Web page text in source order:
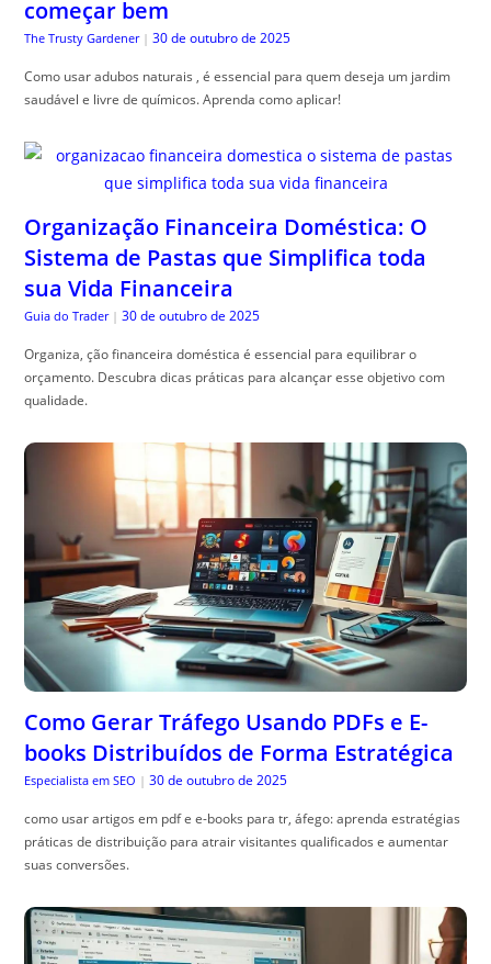
começar bem
The Trusty Gardener | 30 de outubro de 2025
Como usar adubos naturais , é essencial para quem deseja um jardim
saudável e livre de químicos. Aprenda como aplicar!
Organização Financeira Doméstica: O
Sistema de Pastas que Simplifica toda
sua Vida Financeira
Guia do Trader | 30 de outubro de 2025
Organiza, ção financeira doméstica é essencial para equilibrar o
orçamento. Descubra dicas práticas para alcançar esse objetivo com
qualidade.
Como Gerar Tráfego Usando PDFs e E-
books Distribuídos de Forma Estratégica
Especialista em SEO | 30 de outubro de 2025
como usar artigos em pdf e e-books para tr, áfego: aprenda estratégias
práticas de distribuição para atrair visitantes qualificados e aumentar
suas conversões.